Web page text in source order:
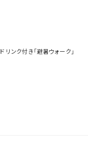
リンク付き｢避暑ウォーク｣